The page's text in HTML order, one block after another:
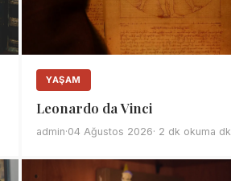
YAŞAM
Leonardo da Vinci
admin·04 Ağustos 2026· 2 dk okuma dk